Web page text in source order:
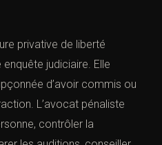
privative de liberté
judiciaire. Elle
d’avoir commis ou
L’avocat pénaliste
contrôler la